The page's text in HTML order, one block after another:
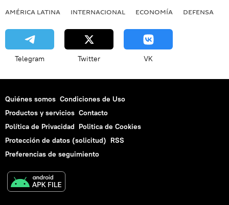
AMÉRICA LATINA INTERNACIONAL ECONOMÍA DEFENSA
Telegram Twitter VK
Quiénes somos Condiciones de Uso
Productos y servicios Contacto
Política de Privacidad Politica de Cookies
Protección de datos (solicitud) RSS
Preferencias de seguimiento